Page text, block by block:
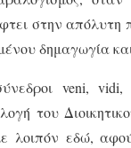
στην απόλυτη
δημαγωγία
veni, vidi,
του
λοιπόν εδώ,